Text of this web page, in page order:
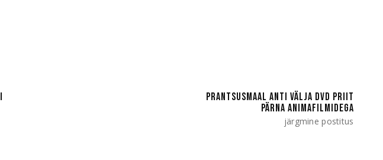
PRANTSUSMAAL ANTI VÄLJA DVD PRIIT
PÄRNA ANIMAFILMIDEGA
järgmine postitus